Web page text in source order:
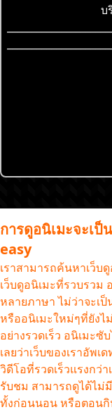
บ
การดูอนิเมะจะเ
easy
เราสามารถค้นหาเว็บ
เว็บดูอนิเมะที่รวบรวม
หลายภาษา ไม่ว่าจะเป็
หรืออนิเมะใหม่ๆที่ยังไ
อย่างรวดเร็ว อนิเมะ
เลยว่าเว็บของเราอัพ
วิดีโอที่รวดเร็วแรงกว่
รับชม สามารถดูได้ไม่
ทั้งก่อนนอน หรือตอนกิ